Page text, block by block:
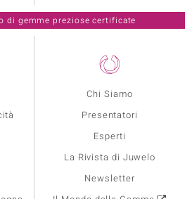
Chi Siamo
Presentatori
Esperti
La Rivista di Juwelo
Newsletter
di gemme preziose certificate